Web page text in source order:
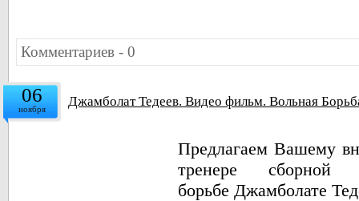
Комментариев - 0
06
ноября Джамболат Тедеев. Видео фильм. Вольная
Предлагаем Вашему
тренере
борьбе Джамболате